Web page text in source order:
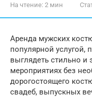
На чтение: 2 мин
Аренда мужских
популярной
выглядеть стильно и
мероприятиях без
дорогостоящего
свадеб, выпускных